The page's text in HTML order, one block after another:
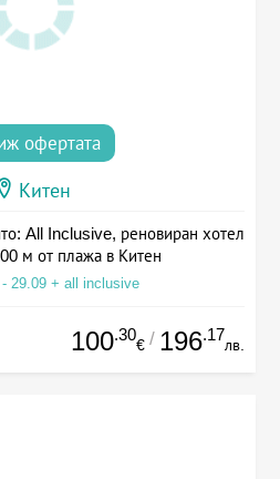
офертата
Китен
All Inclusive, реновиран хотел
м от плажа в Китен
- 29.09 + all inclusive
100.30
€ / 196.17
лв.